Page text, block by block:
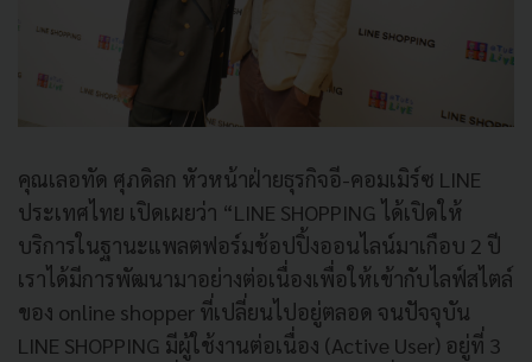
คุณเลอทัด ศุภดิลก หัวหน้าฝ่ายธุรกิจอี-คอมเมิร์ซ LINE
ประเทศไทย เปิดเผยว่า “LINE SHOPPING ได้เปิดให้
บริการในฐานะแพลตฟอร์มช้อปปิ้งออนไลน์มาเกือบ 2 ปี
เราได้มีการพัฒนามาอย่างต่อเนื่องเพื่อให้เข้ากับไลฟ์สไตล์
ของ online shopper ที่เปลี่ยนไปอยู่ตลอด จนปัจจุบัน
LINE SHOPPING มีผู้ใช้งานต่อเนื่อง (Active User) อยู่ที่ 3